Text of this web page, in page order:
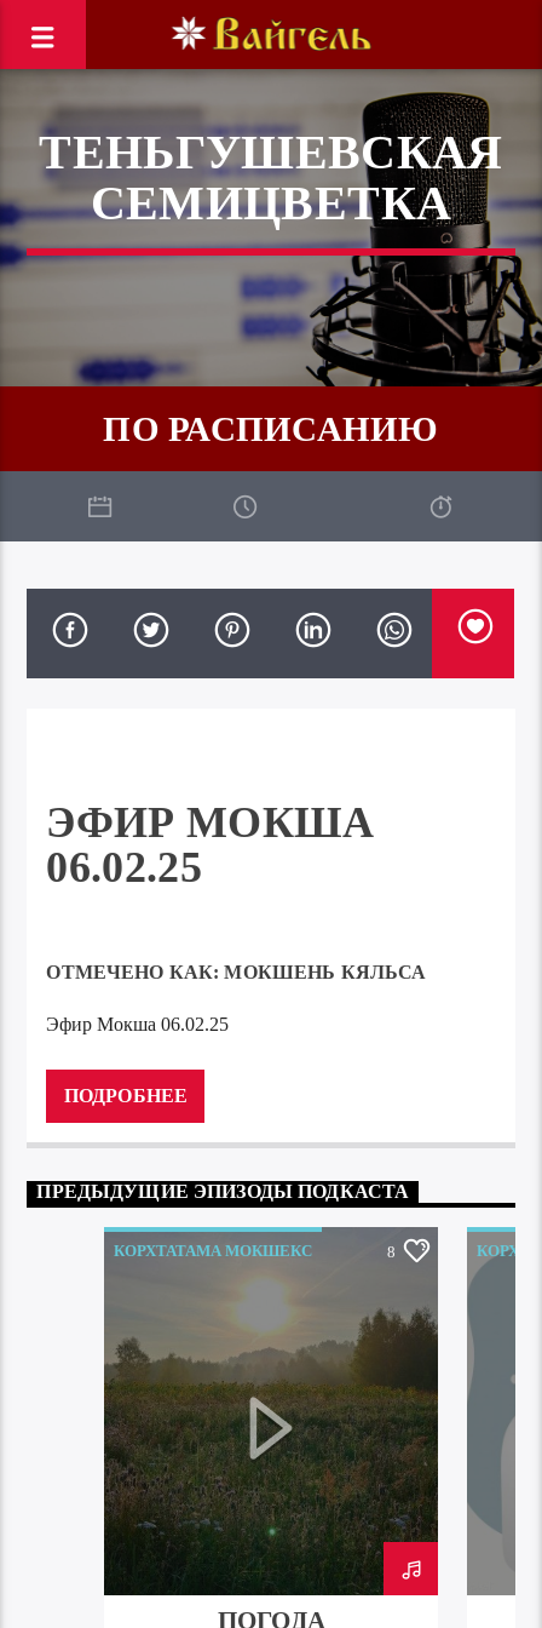
ТЕНЬГУШЕВСКАЯ
СЕМИЦВЕТКА
ПО РАСПИСАНИЮ
ЭФИР МОКША
06.02.25
ОТМЕЧЕНО КАК:МОКШЕНЬ КЯЛЬСА
Эфир Мокша 06.02.25
ПОДРОБНЕЕ
ПРЕДЫДУЩИЕ ЭПИЗОДЫ ПОДКАСТА
КОРХТАТАМА МОКШЕКС 8
ПОГОДА